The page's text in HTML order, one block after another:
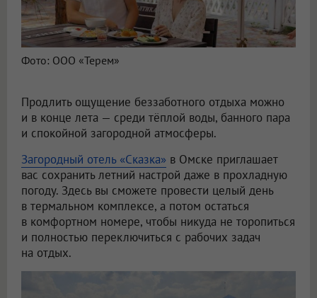
Фото: ООО «Терем»
Продлить ощущение беззаботного отдыха можно
и в конце лета — среди тёплой воды, банного пара
и спокойной загородной атмосферы.
Загородный отель «Сказка» в Омске приглашает
вас сохранить летний настрой даже в прохладную
погоду. Здесь вы сможете провести целый день
в термальном комплексе, а потом остаться
в комфортном номере, чтобы никуда не торопиться
и полностью переключиться с рабочих задач
на отдых.